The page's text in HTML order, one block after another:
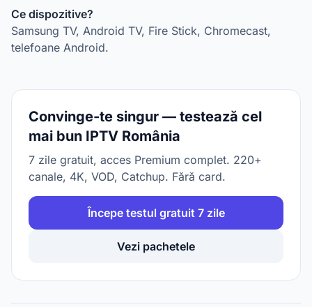
Ce dispozitive?
Samsung TV, Android TV, Fire Stick, Chromecast,
telefoane Android.
Convinge-te singur — testează cel
mai bun IPTV România
7 zile gratuit, acces Premium complet. 220+
canale, 4K, VOD, Catchup. Fără card.
Începe testul gratuit 7 zile
Vezi pachetele